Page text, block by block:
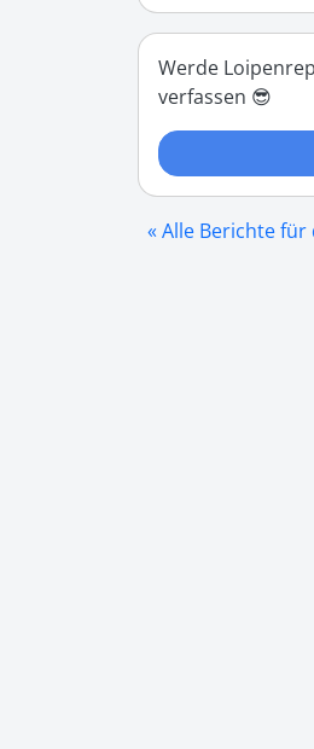
Werde
verfassen 😎
« Alle Berichte für